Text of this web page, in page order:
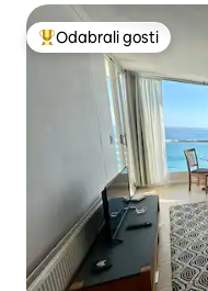
Među najviše
Odabrali gosti